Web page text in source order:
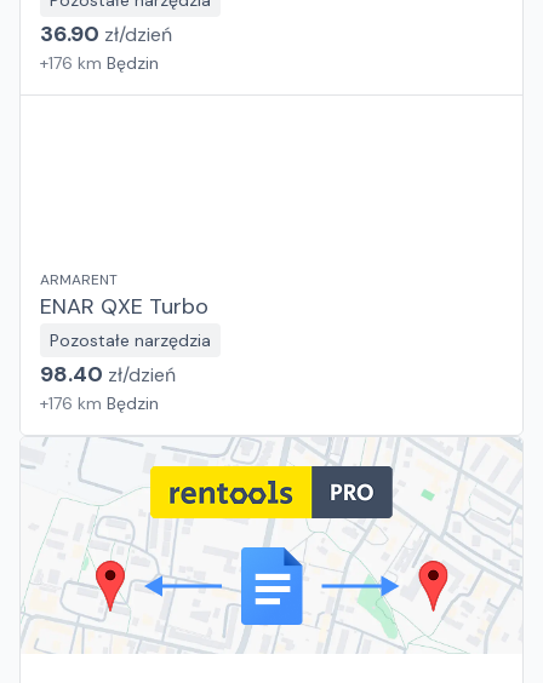
36.90 zł/dzień
+176 km Będzin
ARMARENT
ENAR QXE Turbo
Pozostałe narzędzia
98.40 zł/dzień
+176 km Będzin